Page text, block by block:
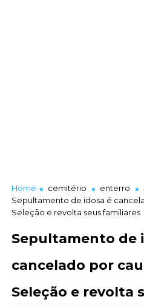
Home cemitério enterro
Sepultamento de idosa é
Seleção e revolta seus familiares
Sepultamento de
cancelado por
Seleção e revolta